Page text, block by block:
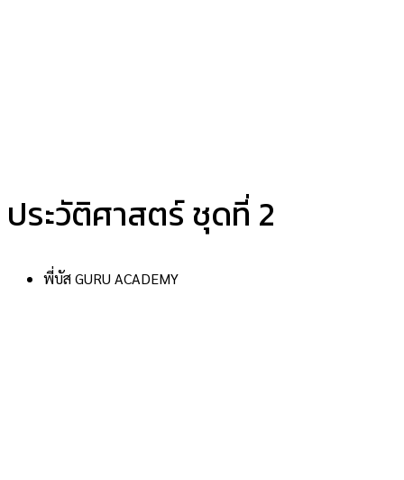
ประวัติศาสตร์ ชุดที่ 2
พี่บัส GURU ACADEMY